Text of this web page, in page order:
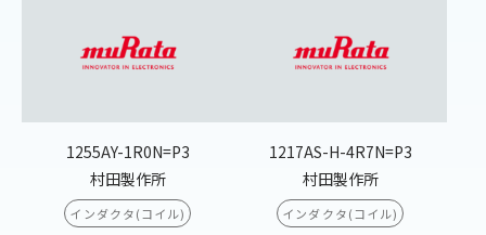
1255AY-1R0N=P3
村田製作所
インダクタ(コイル)
1217AS-H-4R7N=P3
村田製作所
インダクタ(コイル)